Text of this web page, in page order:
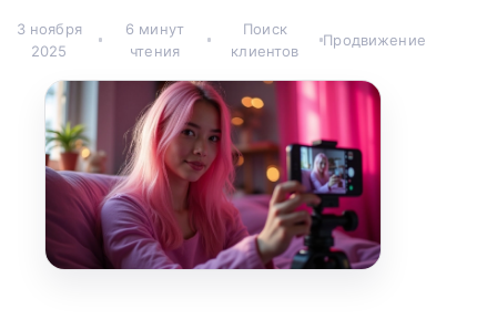
3 ноября
2025
6 минут
чтения
Поиск
клиентов
Продвижение